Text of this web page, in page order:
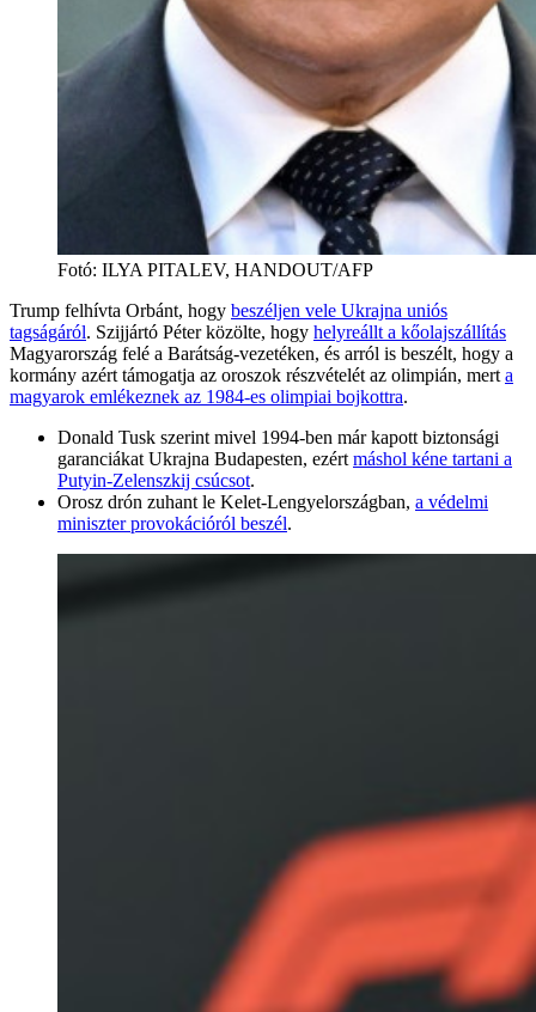
Fotó: ILYA PITALEV, HANDOUT/AFP
Trump felhívta Orbánt, hogy beszéljen vele Ukrajna uniós
tagságáról. Szijjártó Péter közölte, hogy helyreállt a kőolajszállítás
Magyarország felé a Barátság-vezetéken, és arról is beszélt, hogy a
kormány azért támogatja az oroszok részvételét az olimpián, mert a
magyarok emlékeznek az 1984-es olimpiai bojkottra.
Donald Tusk szerint mivel 1994-ben már kapott biztonsági
garanciákat Ukrajna Budapesten, ezért máshol kéne tartani a
Putyin-Zelenszkij csúcsot.
Orosz drón zuhant le Kelet-Lengyelországban, a védelmi
miniszter provokációról beszél.